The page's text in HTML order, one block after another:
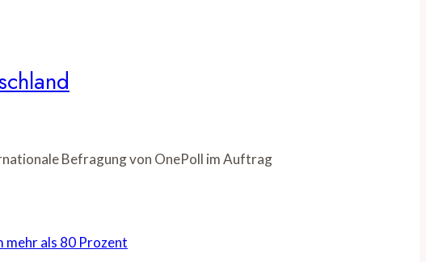
Befragung von OnePoll im Auftrag